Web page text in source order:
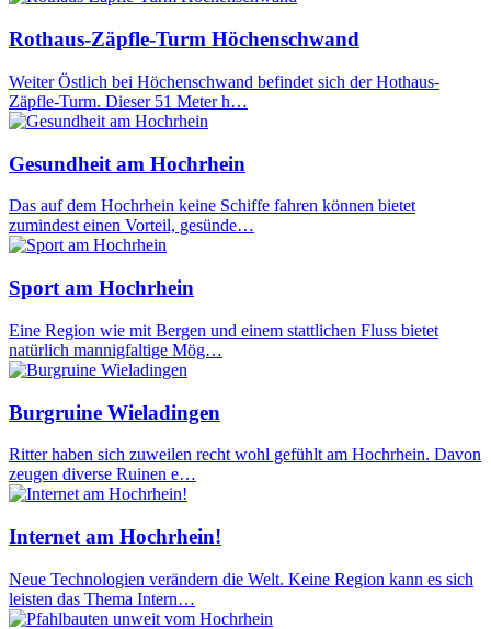
Rothaus-Zäpfle-Turm Höchenschwand
Weiter Östlich bei Höchenschwand befindet sich der Hothaus-
Zäpfle-Turm. Dieser 51 Meter h…
Gesundheit am Hochrhein
Das auf dem Hochrhein keine Schiffe fahren können bietet
zumindest einen Vorteil, gesünde…
Sport am Hochrhein
Eine Region wie mit Bergen und einem stattlichen Fluss bietet
natürlich mannigfaltige Mög…
Burgruine Wieladingen
Ritter haben sich zuweilen recht wohl gefühlt am Hochrhein. Davon
zeugen diverse Ruinen e…
Internet am Hochrhein!
Neue Technologien verändern die Welt. Keine Region kann es sich
leisten das Thema Intern…